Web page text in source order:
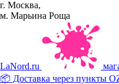
г. Москва,
м. Марьина Роща
LaNord.ru
📦 Доставка через пункты